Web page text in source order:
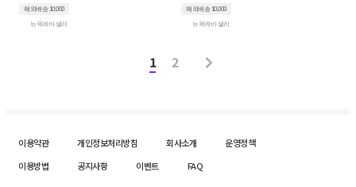
해외배송 10,000
뉴욕에바 셀러
해외배송 10,000
뉴욕에바 셀러
1 2
이용약관 개인정보처리방침 회사소개
운영정책
이용방법
공지사항 이벤트 FAQ